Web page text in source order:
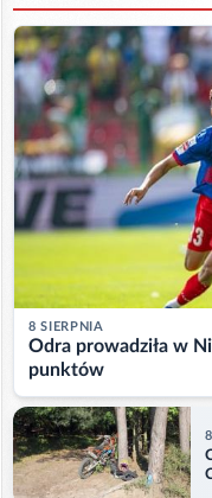
8 SIERPNIA
Odra prowadziła w
punktów